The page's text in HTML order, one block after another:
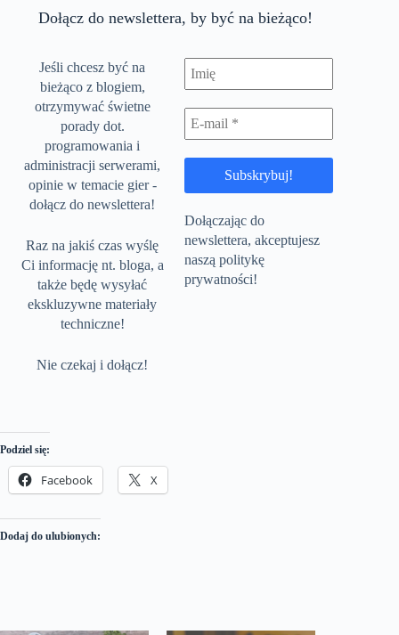
Dołącz do newslettera, by być na bieżąco!
Jeśli chcesz być na
bieżąco z blogiem,
otrzymywać świetne
porady dot.
programowania i
administracji serwerami,
opinie w temacie gier -
dołącz do newslettera!
Raz na jakiś czas wyślę
Ci informację nt. bloga, a
także będę wysyłać
ekskluzywne materiały
techniczne!
Nie czekaj i dołącz!
Dołączając do
newslettera, akceptujesz
naszą politykę
prywatności!
Podziel się:
Facebook X
Dodaj do ulubionych: